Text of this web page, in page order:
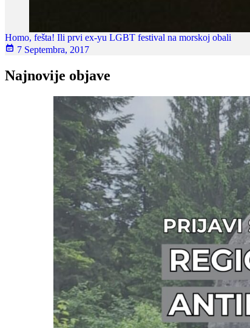
Homo, fešta! Ili prvi ex-yu LGBT festival na morskoj obali
7 Septembra, 2017
Najnovije objave